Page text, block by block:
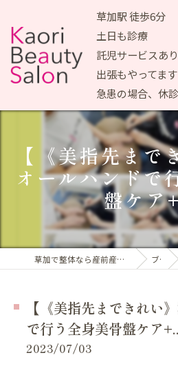
草加駅 徒歩6分
土日も診療
託児サービスあり
出張もやってます
急患の場合、休
【《美指先まで
オールハンドで
盤ケア
草加で整体なら産前産後ケア専門 かおりビューティサロン ブログ
【《美指先まできれい
で行う全身美骨盤ケア
2023/07/03